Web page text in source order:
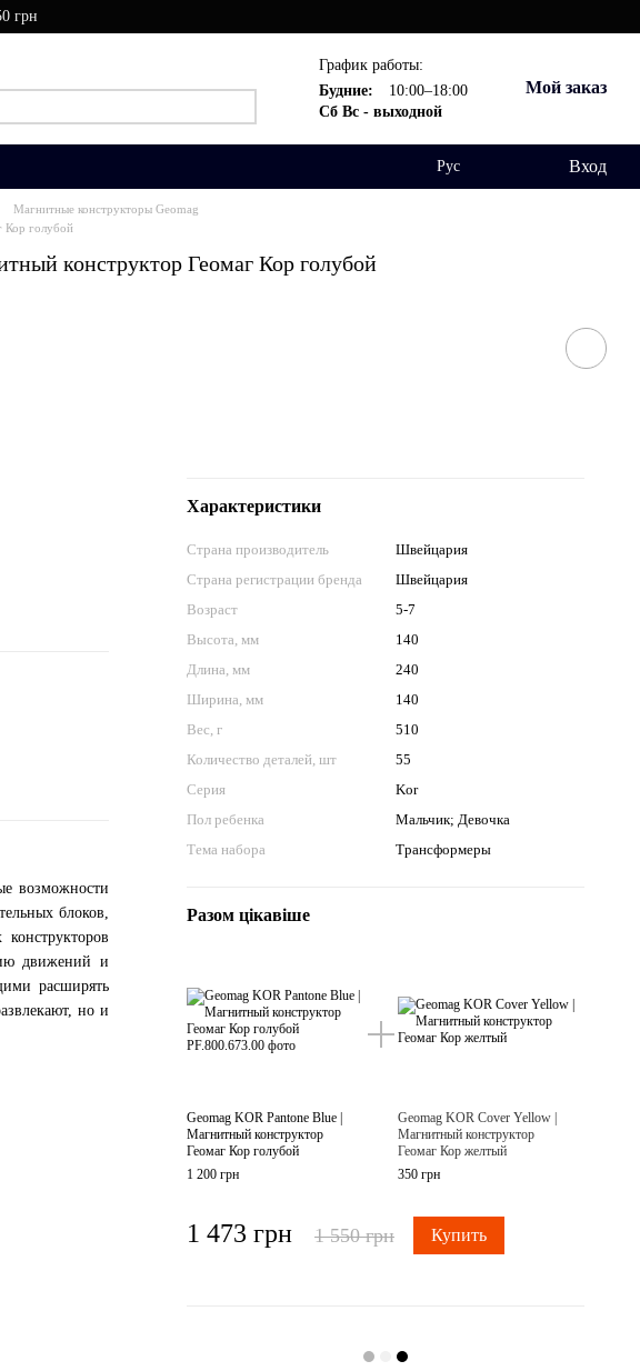
грн
График работы:
Будние:
10:00–18:00
Сб Вс - выходной
Мой заказ
Рус Вход
Магнитные конструкторы Geomag
Кор голубой
конструктор Геомаг Кор голубой
Характеристики
Страна производитель
Швейцария
Страна регистрации бренда
Швейцария
Возраст
5-7
Высота, мм
140
Длина, мм
240
Ширина, мм
140
Вес, г
510
Количество деталей, шт
55
Серия
Kor
Пол ребенка
Мальчик; Девочка
Тема набора
Трансформеры
Разом цікавіше
Geomag KOR Pantone Blue |
Магнитный конструктор
Геомаг Кор голубой
1 200 грн
Geomag KOR Cover Yellow |
Магнитный конструктор
Геомаг Кор желтый
350 грн
1 473 грн 1 550 грн Купить
возможности
блоков,
движений и
расширять
но и